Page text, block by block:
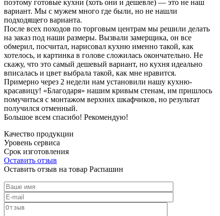
поэтому готовые кухни (хоть они и дешевле) — это не наш
вариант. Мы с мужем много где были, но не нашли
подходящего варианта.
После всех походов по торговым центрам мы решили делать
на заказ под наши размеры. Вызвали замерщика, он все
обмерил, посчитал, нарисовал кухню именно такой, как
хотелось, и картинка в голове сложилась окончательно. Не
скажу, что это самый дешевый вариант, но кухня идеально
вписалась и цвет выбрала такой, как мне нравится.
Примерно через 2 недели нам установили нашу кухню-
красавицу! «Благодаря» нашим кривым стенам, им пришлось
помучиться с монтажом верхних шкафчиков, но результат
получился отменный.
Большое всем спасибо! Рекомендую!
Качество продукции
Уровень сервиса
Срок изготовления
Оставить отзыв
Оставить отзыв на товар Распашин